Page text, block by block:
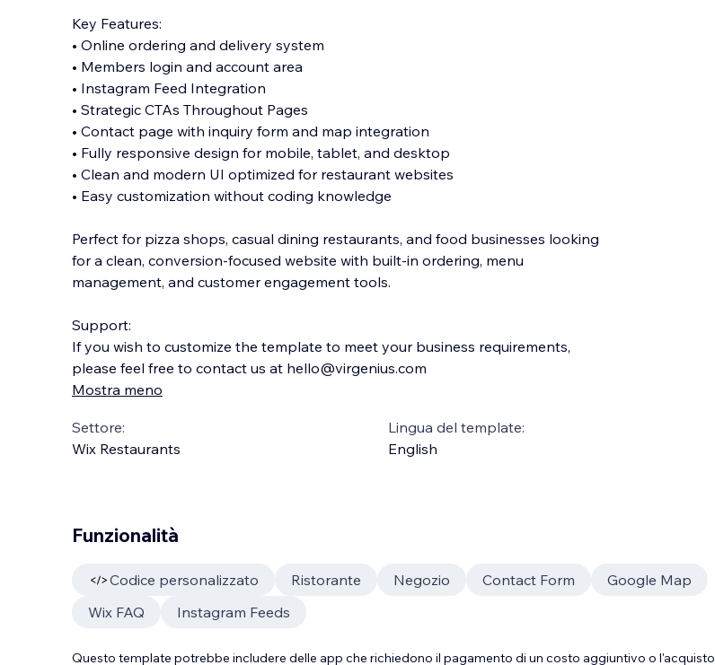
Key Features:
• Online ordering and delivery system
• Members login and account area
• Instagram Feed Integration
• Strategic CTAs Throughout Pages
• Contact page with inquiry form and map integration
• Fully responsive design for mobile, tablet, and desktop
• Clean and modern UI optimized for restaurant websites
• Easy customization without coding knowledge
Perfect for pizza shops, casual dining restaurants, and food businesses looking
for a clean, conversion-focused website with built-in ordering, menu
management, and customer engagement tools.
Support:
If you wish to customize the template to meet your business requirements,
please feel free to contact us at hello@virgenius.com
Mostra meno
Settore:
Wix Restaurants
Lingua del template:
English
Funzionalità
Codice personalizzato Ristorante Negozio Contact Form
Google Map
Wix FAQ
Instagram Feeds
Questo template potrebbe includere delle app che richiedono il pagamento di un costo aggiuntivo o l'acquisto